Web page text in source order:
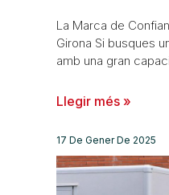
La Marca de
Girona Si busques
amb una gran
Llegir més »
17 De Gener De 2025